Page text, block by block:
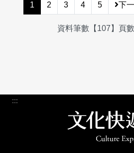
1 2 3 4 5 下
資料筆數【107】頁數
:::